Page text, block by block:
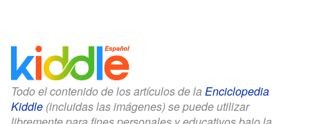
Todo el contenido de los artículos de la Enciclopedia
Kiddle (incluidas las imágenes) se puede utilizar